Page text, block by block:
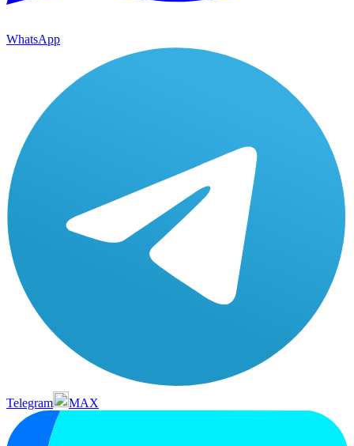
WhatsApp
Telegram MAX